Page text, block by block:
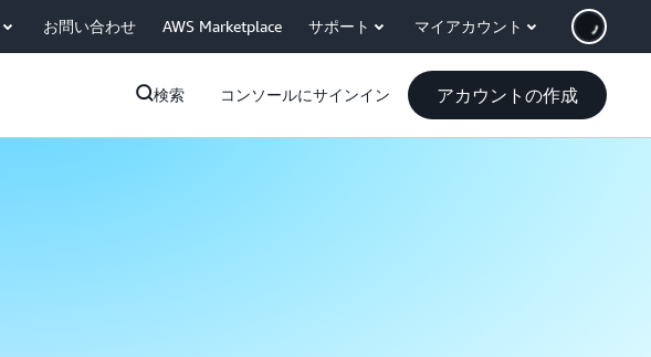
お問い合わせ AWS Marketplace サポート マイアカウント
検索 コンソールにサインイン アカウントの作成